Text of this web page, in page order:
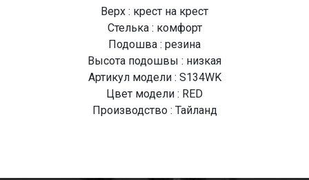
Верх : крест на крест
Стелька : комфорт
Подошва : резина
Высота подошвы : низкая
Артикул модели : S134WK
Цвет модели : RED
Производство : Тайланд